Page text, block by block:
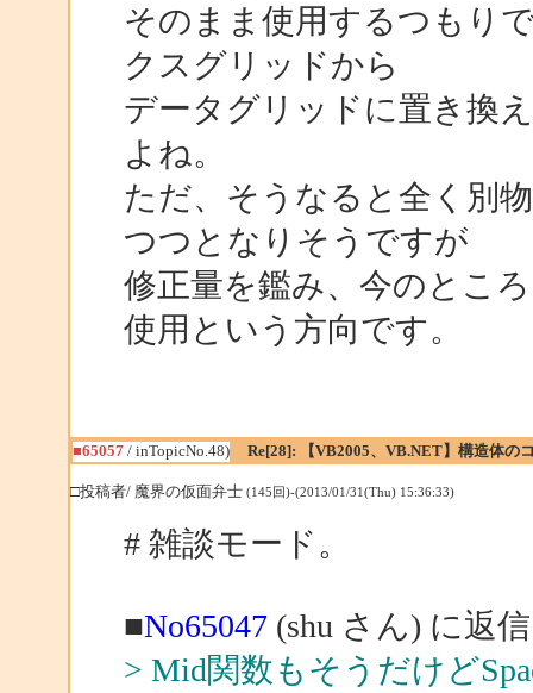
そのまま使用するつもり
クスグリッドから
データグリッドに置き換
よね。
ただ、そうなると全く別
つつとなりそうですが
修正量を鑑み、今のとこ
使用という方向です。
■65057/ inTopicNo.48) Re[28]: 【VB2005、VB.NET】構造体の
□投稿者/ 魔界の仮面弁士 (145回)-(2013/01/31(Thu) 15:36:33)
# 雑談モード。
■No65047(shu さん) に返信
> Mid関数もそうだけど